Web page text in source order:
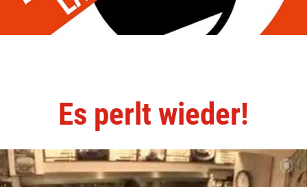
Es perlt wieder!